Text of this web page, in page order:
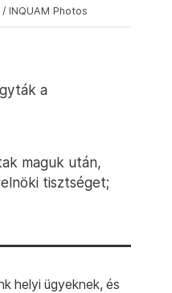
INQUAM Photos
a
maguk után,
tisztséget;
helyi ügyeknek, és